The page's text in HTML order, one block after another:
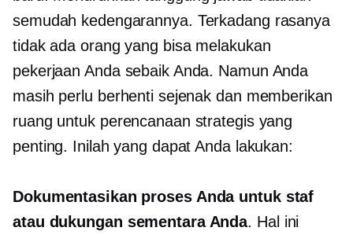
semudah kedengarannya. Terkadang rasanya
tidak ada orang yang bisa melakukan
pekerjaan Anda sebaik Anda. Namun Anda
masih perlu berhenti sejenak dan memberikan
ruang untuk perencanaan strategis yang
penting. Inilah yang dapat Anda lakukan:
Dokumentasikan proses Anda untuk staf
atau dukungan sementara Anda. Hal ini